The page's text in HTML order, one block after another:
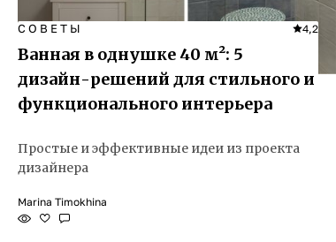
СОВЕТЫ 4,2
Ванная в однушке 40 м²: 5
дизайн-решений для стильного и
функционального интерьера
Простые и эффективные идеи из проекта
дизайнера
Marina Timokhina